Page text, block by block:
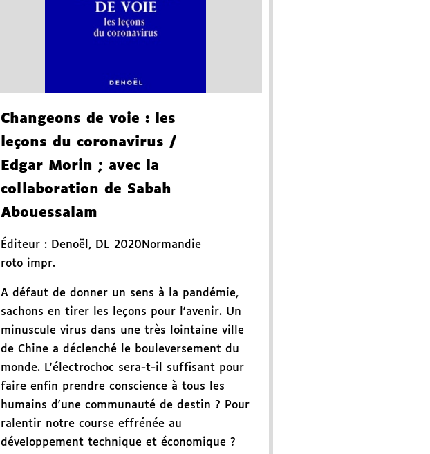
Changeons de voie : les
leçons du coronavirus /
Edgar Morin ; avec la
collaboration de Sabah
Abouessalam
Éditeur : Denoël , DL 2020 Normandie
roto impr.
A défaut de donner un sens à la pandémie,
sachons en tirer les leçons pour l'avenir. Un
minuscule virus dans une très lointaine ville
de Chine a déclenché le bouleversement du
monde. L'électrochoc sera-t-il suffisant pour
faire enfin prendre conscience à tous les
humains d'une communauté de destin ? Pour
ralentir notre course effrénée au
développement technique et économique ?